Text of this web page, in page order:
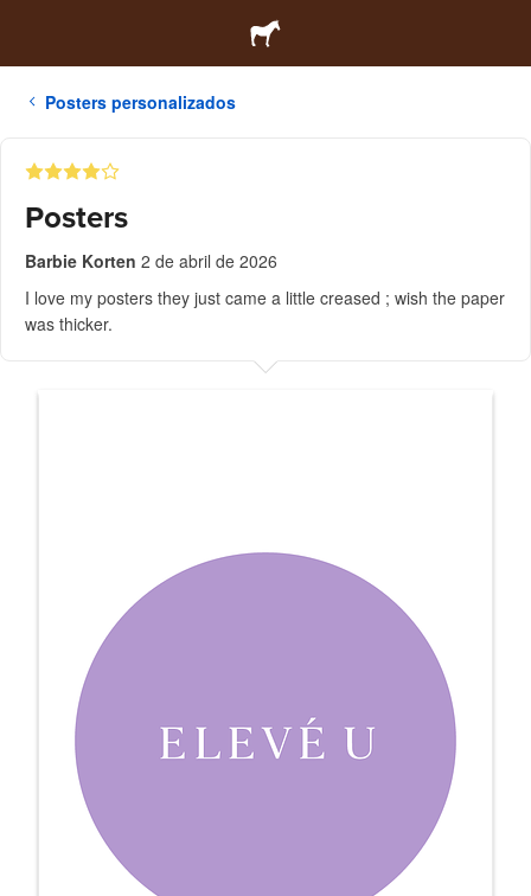
Posters personalizados
Posters
Barbie Korten 2 de abril de 2026
I love my posters they just came a little creased ; wish the paper
was thicker.